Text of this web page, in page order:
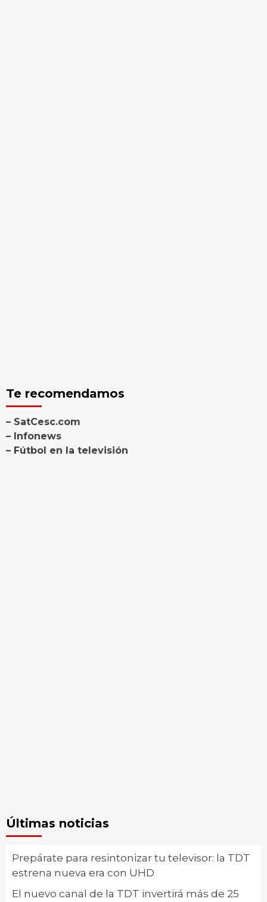
Te recomendamos
– SatCesc.com
– Infonews
– Fútbol en la televisión
Últimas noticias
Prepárate para resintonizar tu televisor: la TDT
estrena nueva era con UHD
El nuevo canal de la TDT invertirá más de 25